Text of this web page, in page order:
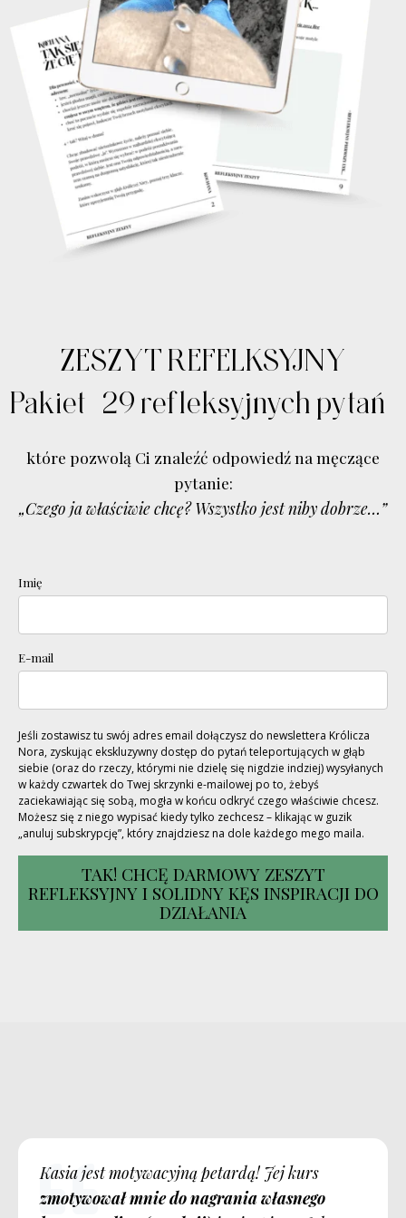
ZESZYT REFELKSYJNY
Pakiet 29 refleksyjnych pytań
które pozwolą Ci znaleźć odpowiedź na męczące
pytanie:
„Czego ja właściwie chcę? Wszystko jest niby dobrze…”
Imię
E-mail
Jeśli zostawisz tu swój adres email dołączysz do newslettera Królicza
Nora, zyskując ekskluzywny dostęp do pytań teleportujących w głąb
siebie (oraz do rzeczy, którymi nie dzielę się nigdzie indziej) wysyłanych
w każdy czwartek do Twej skrzynki e-mailowej po to, żebyś
zaciekawiając się sobą, mogła w końcu odkryć czego właściwie chcesz.
Możesz się z niego wypisać kiedy tylko zechcesz – klikając w guzik
„anuluj subskrypcję”, który znajdziesz na dole każdego mego maila.
TAK! CHCĘ DARMOWY ZESZYT
REFLEKSYJNY I SOLIDNY KĘS INSPIRACJI DO
DZIAŁANIA
Kasia jest motywacyjną petardą! Jej kurs
zmotywował mnie do nagrania własnego